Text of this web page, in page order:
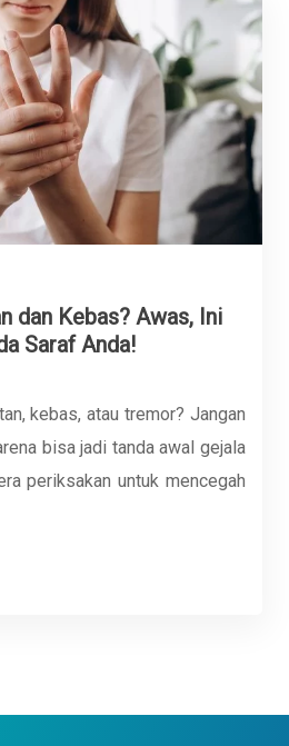
dan Kebas? Awas, Ini
Saraf Anda!
kebas, atau tremor? Jangan
bisa jadi tanda awal gejala
periksakan untuk mencegah